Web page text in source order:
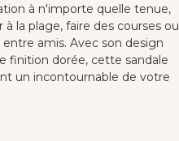
à n'importe quelle tenue,
à la plage, faire des courses ou
amis. Avec son design
finition dorée, cette sandale
un incontournable de votre